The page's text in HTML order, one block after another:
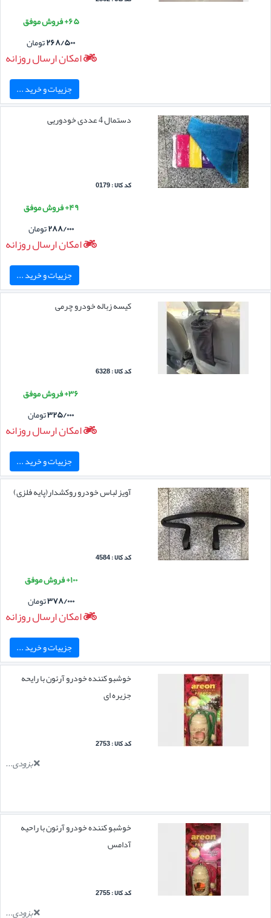
۶۵+ فروش موفق
۲۶۸/۵۰۰تومان
امکان ارسال روزانه
جزییات و خرید ...
دستمال 4 عددی خودوریی
کد کالا : 0179
۴۹+ فروش موفق
۲۸۸/۰۰۰تومان
امکان ارسال روزانه
جزییات و خرید ...
کیسه زباله خودرو چرمی
کد کالا : 6328
۳۶+ فروش موفق
۳۲۵/۰۰۰تومان
امکان ارسال روزانه
جزییات و خرید ...
آویز لباس خودرو روکشدار(پایه فلزی)
کد کالا : 4584
۱۰۰+ فروش موفق
۳۷۸/۰۰۰تومان
امکان ارسال روزانه
جزییات و خرید ...
خوشبو کننده خودرو آرئون با رایحه
جزیره ای
کد کالا : 2753
بزودی...
خوشبو کننده خودرو آرئون با راحیه
آدامس
کد کالا : 2755
بزودی...